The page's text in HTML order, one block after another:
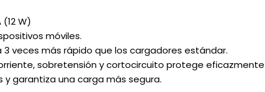
W)
móviles.
veces más rápido que los cargadores estándar.
sobretensión y cortocircuito protege eficazmente
garantiza una carga más segura.